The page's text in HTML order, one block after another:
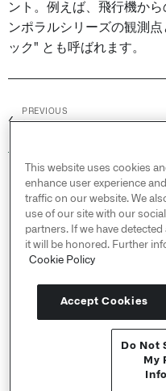
ント。例えば、飛行機か
ンポラルシリーズの観測
ック" とも呼ばれます。
←
PREVIOUS
© 2026 Palantir
reserved.
Cookies Statement ↗
Privacy Statement ↗
Terms of Use ↗
Do Not Sell or Share
This website uses cookies
enhance user experience
traffic on our website. We
use of our site with our
partners. If we have
it will be honored. Further
Cookie Policy
Accept Cookies
Do Not
My